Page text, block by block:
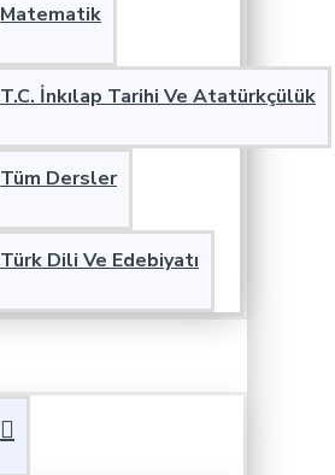
Matematik
T.C. İnkılap Tarihi Ve Atatürkçülük
Tüm Dersler
Türk Dili Ve Edebiyatı